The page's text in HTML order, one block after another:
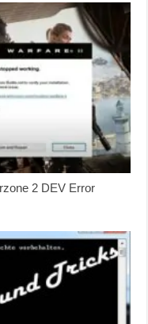
2 DEV Error